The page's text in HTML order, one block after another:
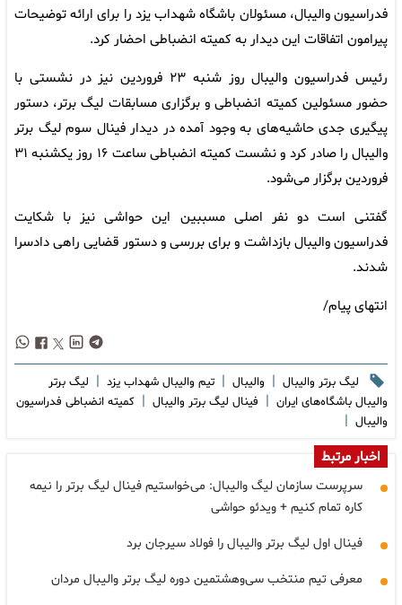
فدراسیون والیبال، مسئولان باشگاه شهداب یزد را برای ارائه توضیحات
پیرامون اتفاقات این دیدار به کمیته انضباطی احضار کرد.
رئیس فدراسیون والیبال روز شنبه ۲۳ فروردین نیز در نشستی با
حضور مسئولین کمیته انضباطی و برگزاری مسابقات لیگ برتر، دستور
پیگیری جدی حاشیه‌های به وجود آمده در دیدار فینال سوم لیگ برتر
والیبال را صادر کرد و نشست کمیته انضباطی ساعت ۱۶ روز یکشنبه ۳۱
فروردین برگزار می‌شود.
گفتنی است دو نفر اصلی مسببین این حواشی نیز با شکایت
فدراسیون والیبال بازداشت و برای بررسی و دستور قضایی راهی دادسرا
شدند.
انتهای پیام/
لیگ برتر والیبال | والیبال | تیم والیبال شهداب یزد | لیگ برتر
والیبال باشگاه‌های ایران | فینال لیگ برتر والیبال | کمیته انضباطی فدراسیون
والیبال |
اخبار مرتبط
سرپرست سازمان لیگ والیبال: می‌خواستیم فینال لیگ برتر را نیمه
کاره تمام کنیم + ویدئو حواشی
فینال اول لیگ برتر والیبال را فولاد سیرجان برد
معرفی تیم منتخب سی‌وهشتمین دوره لیگ برتر والیبال مردان